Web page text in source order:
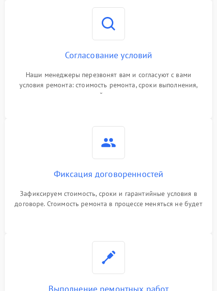
Согласование условий
Наши менеджеры перезвонят вам и согласуют с вами
условия ремонта: стоимость ремонта, сроки выполнения,
гарантийные условия
Фиксация договоренностей
Зафиксируем стоимость, сроки и гарантийные условия в
договоре. Стоимость ремонта в процессе меняться не будет